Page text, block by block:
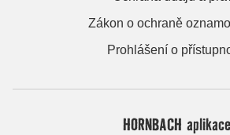
Zákon o ochraně
Prohlášení o
HORNBACH aplikace